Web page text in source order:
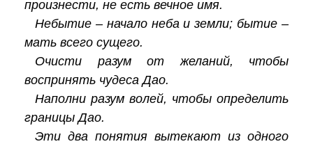
произнести, не есть вечное имя.
Небытие – начало неба и земли; бытие –
мать всего сущего.
Очисти разум от желаний, чтобы
воспринять чудеса Дао.
Наполни разум волей, чтобы определить
границы Дао.
Эти два понятия вытекают из одного